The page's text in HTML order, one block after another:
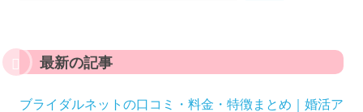
最新の記事
ブライダルネットの口コミ・料金・特徴まとめ｜婚活ア